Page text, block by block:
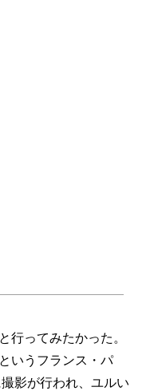
ってみたかった。
いうフランス・パ
影が行われ、ユルい